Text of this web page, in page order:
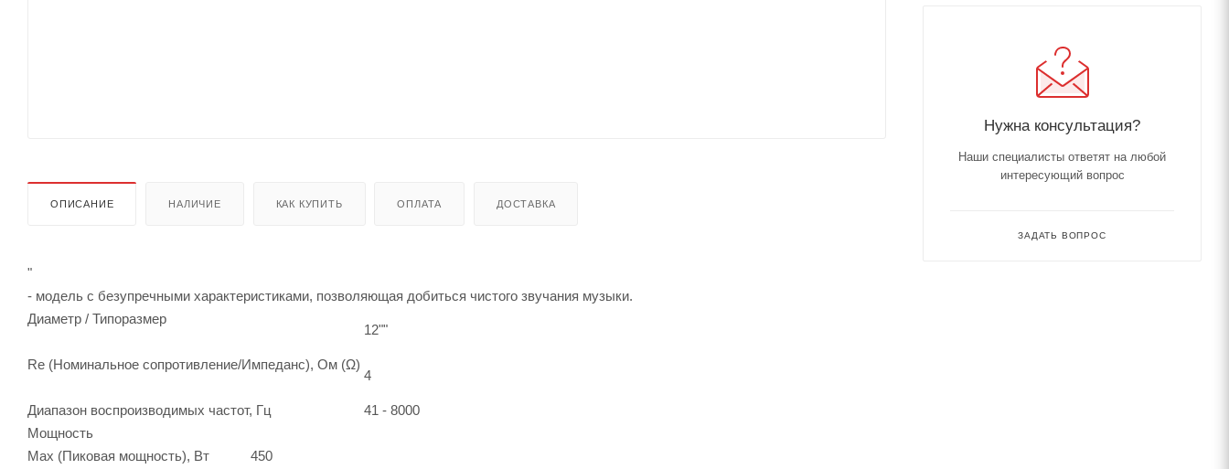
ОПИСАНИЕ НАЛИЧИЕ КАК КУПИТЬ ОПЛАТА ДОСТАВКА
"
- модель с безупречными характеристиками, позволяющая добиться чистого звучания музыки.
Диаметр / Типоразмер
12""
Re (Номинальное сопротивление/Импеданс), Ом (Ω)
4
Диапазон воспроизводимых частот, Гц
41 - 8000
Мощность
Max (Пиковая мощность), Вт
450
Нужна консультация?
Наши специалисты ответят на любой
интересующий вопрос
ЗАДАТЬ ВОПРОС